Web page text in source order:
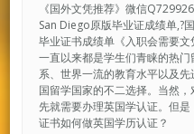
《国外文凭推荐》微信
San Diego原版毕业证成绩单,?
毕业证书成绩单《入职会需要
一直以来都是学生们青睐的热
系、世界一流的教育水平以及
国留学国家的不二选择。当然
先就需要办理英国学认证。但
证书如何做英国学历认证？